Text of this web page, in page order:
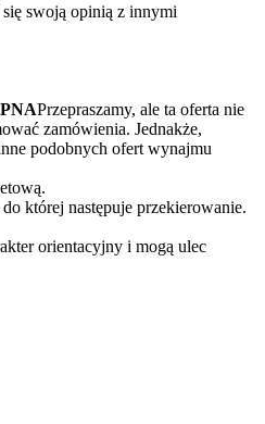
swoją opinią z innymi
Przepraszamy, ale ta oferta nie
zamówienia. Jednakże,
podobnych ofert wynajmu
której następuje przekierowanie.
orientacyjny i mogą ulec